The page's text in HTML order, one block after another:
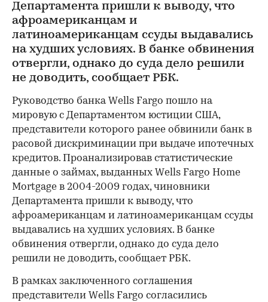
Департамента пришли к выводу, что
афроамериканцам и
латиноамериканцам ссуды выдавались
на худших условиях. В банке обвинения
отвергли, однако до суда дело решили
не доводить, сообщает РБК.
Руководство банка Wells Fargo пошло на
мировую с Департаментом юстиции США,
представители которого ранее обвинили банк в
расовой дискриминации при выдаче ипотечных
кредитов. Проанализировав статистические
данные о займах, выданных Wells Fargo Home
Mortgage в 2004-2009 годах, чиновники
Департамента пришли к выводу, что
афроамериканцам и латиноамериканцам ссуды
выдавались на худших условиях. В банке
обвинения отвергли, однако до суда дело
решили не доводить, сообщает РБК.
В рамках заключенного соглашения
представители Wells Fargo согласились